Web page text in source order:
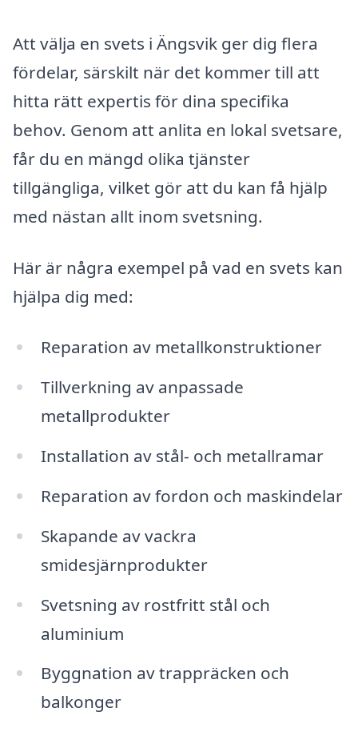
Att välja en svets i Ängsvik ger dig flera
fördelar, särskilt när det kommer till att
hitta rätt expertis för dina specifika
behov. Genom att anlita en lokal svetsare,
får du en mängd olika tjänster
tillgängliga, vilket gör att du kan få hjälp
med nästan allt inom svetsning.
Här är några exempel på vad en svets kan
hjälpa dig med:
Reparation av metallkonstruktioner
Tillverkning av anpassade
metallprodukter
Installation av stål- och metallramar
Reparation av fordon och maskindelar
Skapande av vackra
smidesjärnprodukter
Svetsning av rostfritt stål och
aluminium
Byggnation av trappräcken och
balkonger